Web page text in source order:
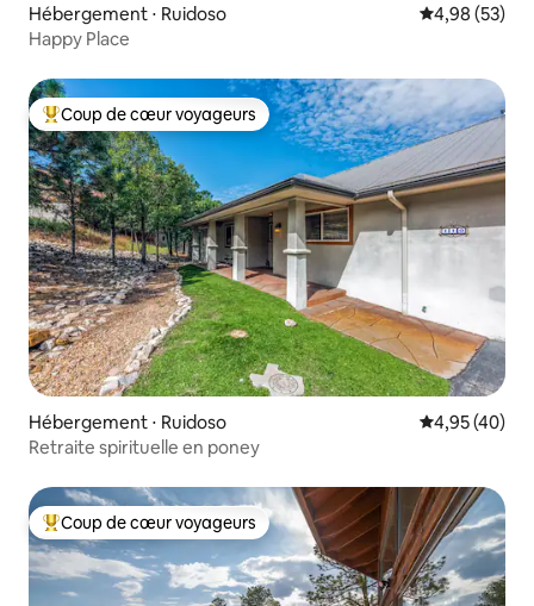
Hébergement ⋅ Ruidoso Évaluation
4,98 (53)
Happy Place
Coups de cœur voyageurs les plus appréciés
Coup de cœur voyageurs
Hébergement ⋅ Ruidoso Évaluation
4,95 (40)
Retraite spirituelle en poney
Coups de cœur voyageurs les plus appréciés
Coup de cœur voyageurs